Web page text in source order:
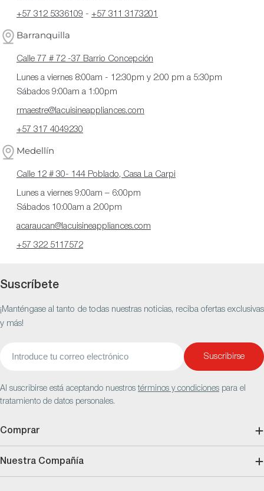
+57 312 5336109 - +57 311 3173201
Barranquilla
Calle 77 # 72 -37 Barrio Concepción
Lunes a viernes 8:00am - 12:30pm y 2:00 pm a 5:30pm
Sábados 9:00am a 1:00pm
rmaestre@lacuisineappliances.com
+57 317 4049230
Medellín
Calle 12 # 30- 144 Poblado, Casa La Carpi
Lunes a viernes 9:00am – 6:00pm
Sábados 10:00am a 2:00pm
acaraucan@lacuisineappliances.com
+57 322 5117572
Suscríbete
¡Manténgase al tanto de todas nuestras noticias, reciba ofertas exclusivas
y más!
Suscribirse
Al suscribirse está aceptando nuestrostérminos y condiciones para el
tratamiento de datos personales.
Comprar
Nuestra Compañía